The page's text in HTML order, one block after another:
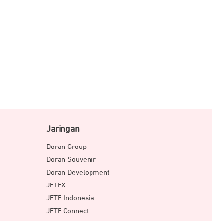
Jaringan
Doran Group
Doran Souvenir
Doran Development
JETEX
JETE Indonesia
JETE Connect